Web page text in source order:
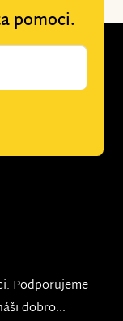
pomoci.
Podporujeme
dobro...